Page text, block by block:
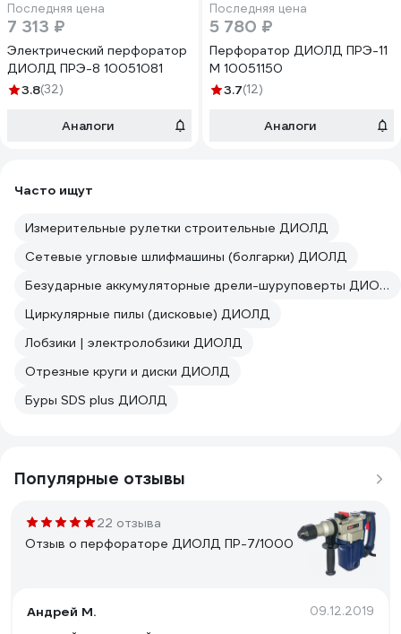
Последняя цена
7 313 ₽
Электрический перфоратор
ДИОЛД ПРЭ-8 10051081
3.8(32)
Аналоги
Последняя цена
5 780 ₽
Перфоратор ДИОЛД ПРЭ-11
М 10051150
3.7(12)
Аналоги
Часто ищут
Измерительные рулетки строительные ДИОЛД
Сетевые угловые шлифмашины (болгарки) ДИОЛД
Безударные аккумуляторные дрели-шуруповерты ДИОЛД
Циркулярные пилы (дисковые) ДИОЛД
Лобзики | электролобзики ДИОЛД
Отрезные круги и диски ДИОЛД
Буры SDS plus ДИОЛД
Популярные отзывы
22 отзыва
Отзыв о перфораторе ДИОЛД ПР-7/1000
Андрей М. 09.12.2019